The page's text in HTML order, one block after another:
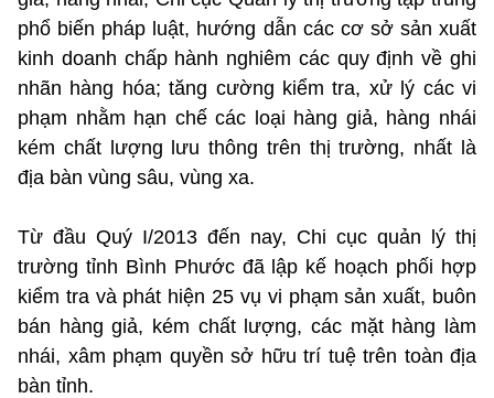
phổ biến pháp luật, hướng dẫn các cơ sở sản xuất
kinh doanh chấp hành nghiêm các quy định về ghi
nhãn hàng hóa; tăng cường kiểm tra, xử lý các vi
phạm nhằm hạn chế các loại hàng giả, hàng nhái
kém chất lượng lưu thông trên thị trường, nhất là
địa bàn vùng sâu, vùng xa.
Từ đầu Quý I/2013 đến nay, Chi cục quản lý thị
trường tỉnh Bình Phước đã lập kế hoạch phối hợp
kiểm tra và phát hiện 25 vụ vi phạm sản xuất, buôn
bán hàng giả, kém chất lượng, các mặt hàng làm
nhái, xâm phạm quyền sở hữu trí tuệ trên toàn địa
bàn tỉnh.